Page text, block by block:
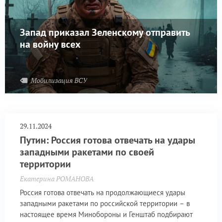
Запад приказал Зеленскому отправить
на войну всех
Мобилизация ВСУ
29.11.2024
Путин: Россия готова отвечать на удары
западными ракетами по своей
территории
Екатерина РОМАНОВА
Россия готова отвечать на продолжающиеся удары
западными ракетами по российской территории – в
настоящее время Минобороны и Генштаб подбирают